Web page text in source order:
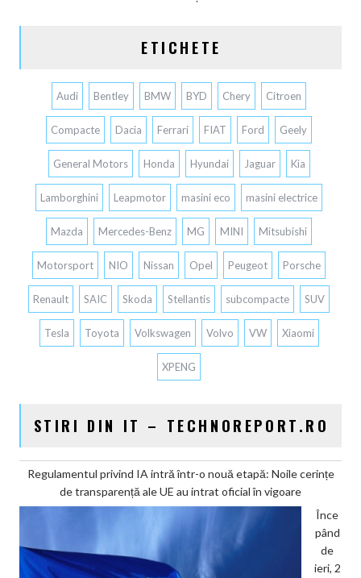
ETICHETE
Audi Bentley BMW BYD Chery Citroen
Compacte Dacia Ferrari FIAT Ford Geely
General Motors Honda Hyundai Jaguar Kia
Lamborghini Leapmotor masini eco masini electrice
Mazda Mercedes-Benz MG MINI Mitsubishi
Motorsport NIO Nissan Opel Peugeot Porsche
Renault SAIC Skoda Stellantis subcompacte SUV
Tesla Toyota Volkswagen Volvo VW Xiaomi
XPENG
STIRI DIN IT – TECHNOREPORT.RO
Regulamentul privind IA intră într-o nouă etapă: Noile cerințe
de transparență ale UE au intrat oficial în vigoare
Înce
pând
de
ieri, 2